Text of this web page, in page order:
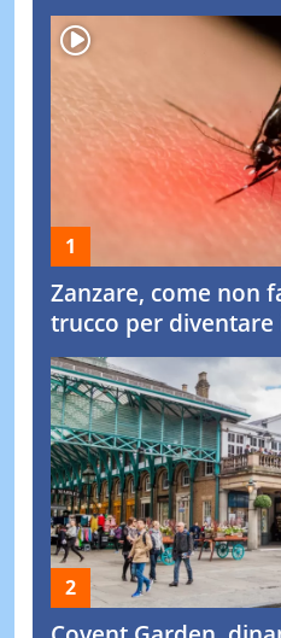
Zanzare, come non
trucco per